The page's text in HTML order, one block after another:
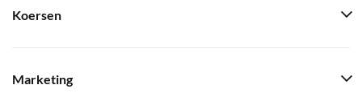
Koersen
Marketing